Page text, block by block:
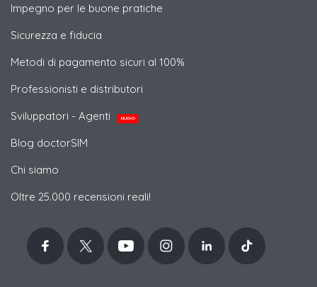
Impegno per le buone pratiche
Sicurezza e fiducia
Metodi di pagamento sicuri al 100%
Professionisti e distributori
Sviluppatori - Agenti
NUOVO
Blog doctorSIM
Chi siamo
Oltre 25.000 recensioni reali!